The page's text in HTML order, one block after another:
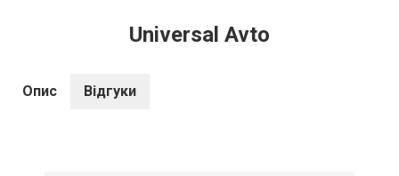
Universal Avto
Опис Відгуки